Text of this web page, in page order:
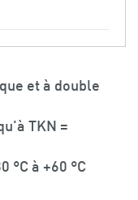
et à double
TKN =
°C à +60 °C